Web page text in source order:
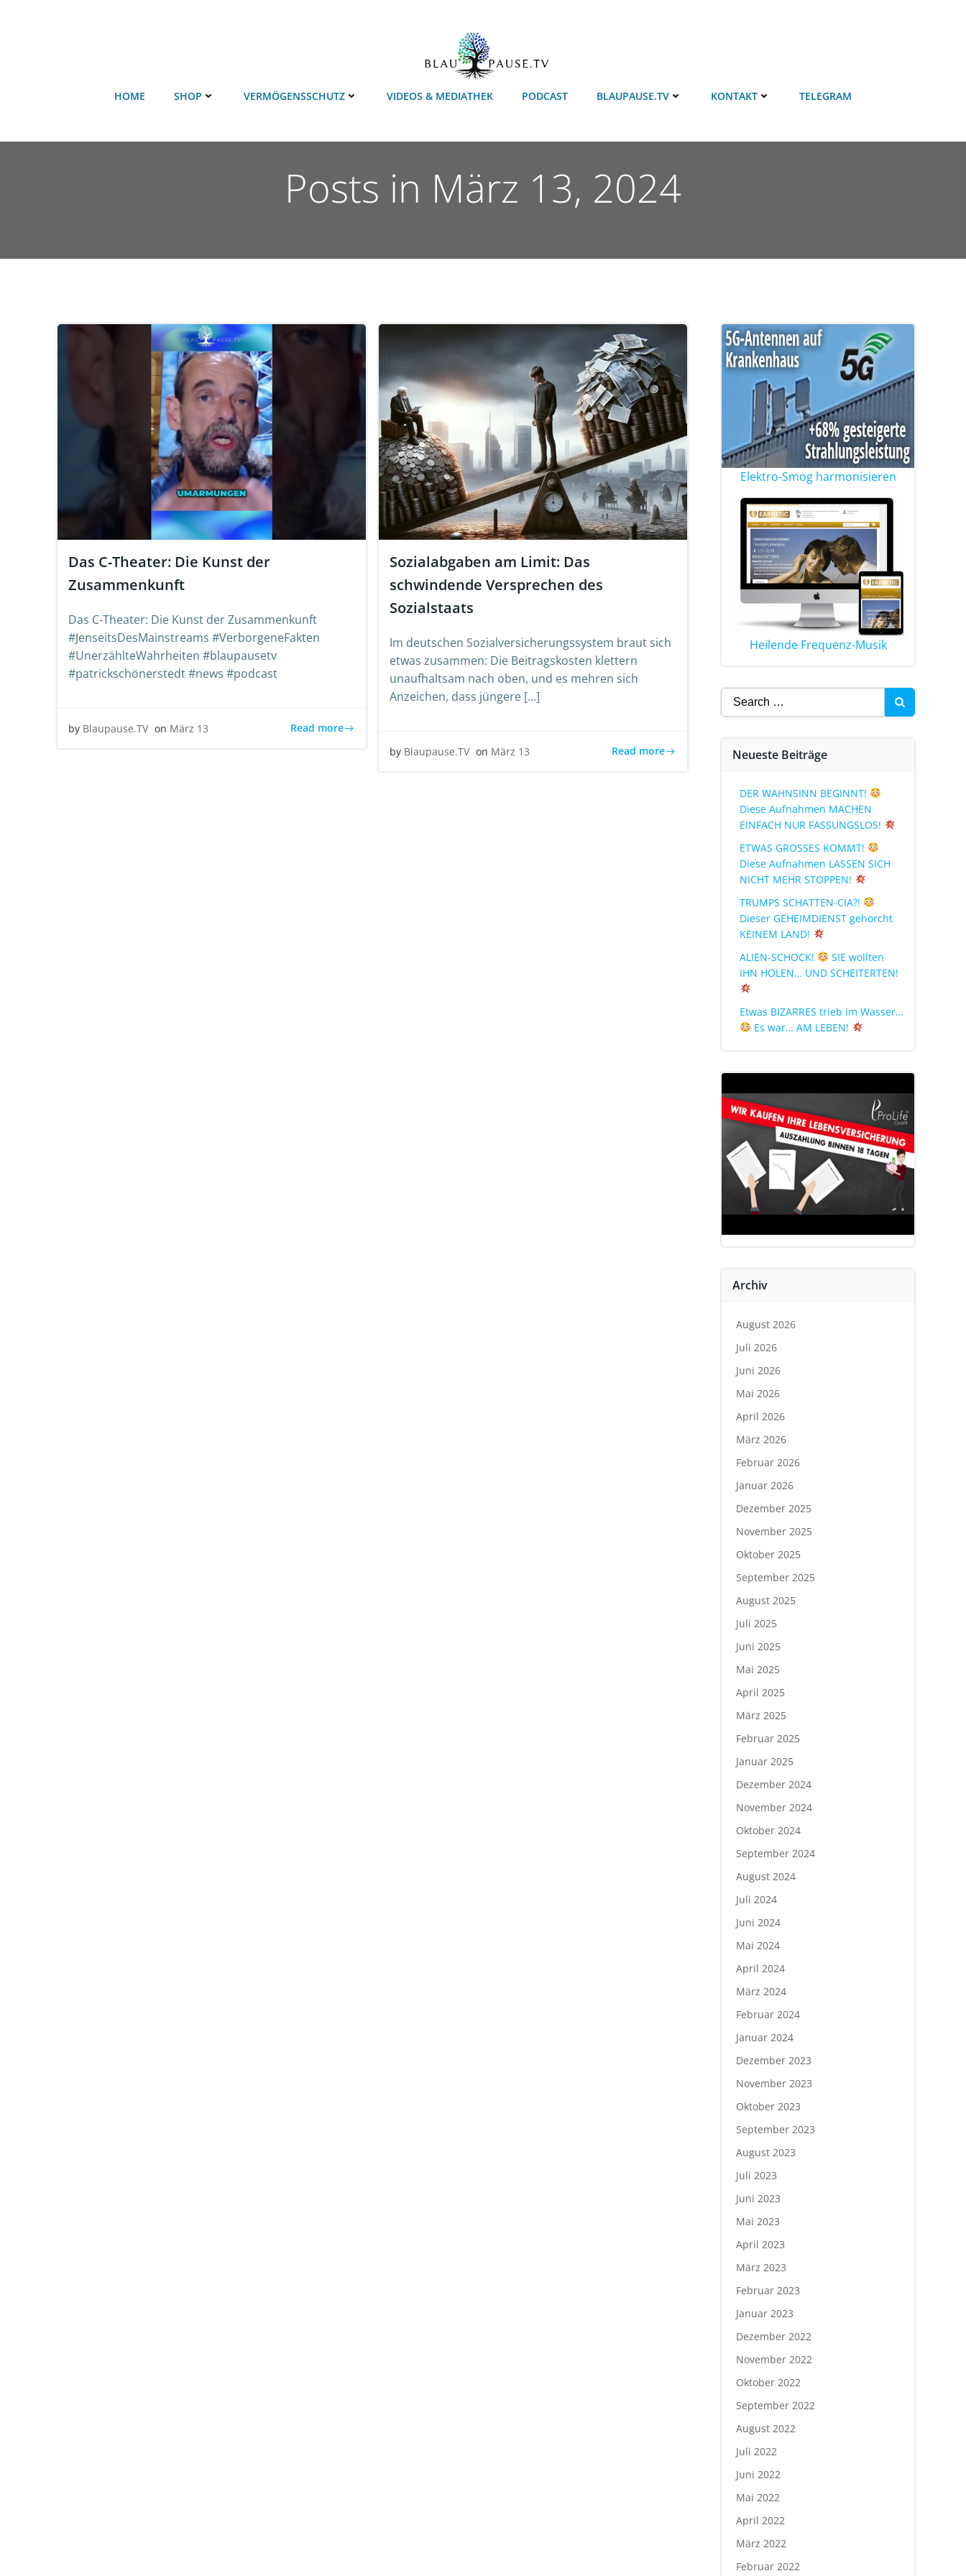
HOME SHOP VERMÖGENSSCHUTZ VIDEOS & MEDIATHEK PODCAST BLAUPAUSE.TV KONTAKT TELEGRAM
Posts in März 13, 2024
Das C-Theater: Die Kunst der
Zusammenkunft
Das C-Theater: Die Kunst der Zusammenkunft
#JenseitsDesMainstreams #VerborgeneFakten
#UnerzählteWahrheiten #blaupausetv
#patrickschönerstedt #news #podcast
by Blaupause.TV on März 13 Read more
Sozialabgaben am Limit: Das
schwindende Versprechen des
Sozialstaats
Im deutschen Sozialversicherungssystem braut sich
etwas zusammen: Die Beitragskosten klettern
unaufhaltsam nach oben, und es mehren sich
Anzeichen, dass jüngere […]
by Blaupause.TV on März 13 Read more
Elektro-Smog harmonisieren
Heilende Frequenz-Musik
Neueste Beiträge
DER WAHNSINN BEGINNT!
Diese Aufnahmen MACHEN
EINFACH NUR FASSUNGSLOS!
ETWAS GROSSES KOMMT!
Diese Aufnahmen LASSEN SICH
NICHT MEHR STOPPEN!
TRUMPS SCHATTEN-CIA?!
Dieser GEHEIMDIENST gehorcht
KEINEM LAND!
ALIEN-SCHOCK!
SIE wollten
IHN HOLEN… UND SCHEITERTEN!
Etwas BIZARRES trieb im Wasser…
Es war… AM LEBEN!
Archiv
August 2026
Juli 2026
Juni 2026
Mai 2026
April 2026
März 2026
Februar 2026
Januar 2026
Dezember 2025
November 2025
Oktober 2025
September 2025
August 2025
Juli 2025
Juni 2025
Mai 2025
April 2025
März 2025
Februar 2025
Januar 2025
Dezember 2024
November 2024
Oktober 2024
September 2024
August 2024
Juli 2024
Juni 2024
Mai 2024
April 2024
März 2024
Februar 2024
Januar 2024
Dezember 2023
November 2023
Oktober 2023
September 2023
August 2023
Juli 2023
Juni 2023
Mai 2023
April 2023
März 2023
Februar 2023
Januar 2023
Dezember 2022
November 2022
Oktober 2022
September 2022
August 2022
Juli 2022
Juni 2022
Mai 2022
April 2022
März 2022
Februar 2022